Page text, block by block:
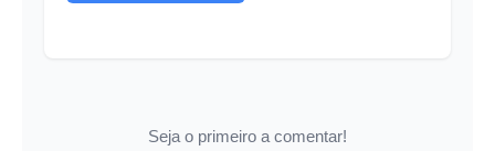
Seja o primeiro a comentar!